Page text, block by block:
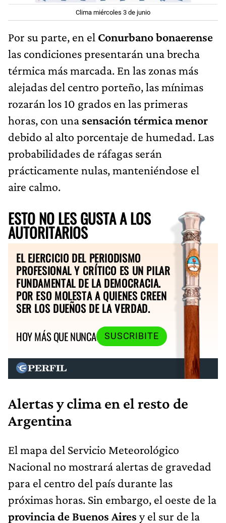
Clima miércoles 3 de junio
Por su parte, en el Conurbano bonaerense
las condiciones presentarán una brecha
térmica más marcada. En las zonas más
alejadas del centro porteño, las mínimas
rozarán los 10 grados en las primeras
horas, con una sensación térmica menor
debido al alto porcentaje de humedad. Las
probabilidades de ráfagas serán
prácticamente nulas, manteniéndose el
aire calmo.
ESTO NO LES GUSTA A LOS
AUTORITARIOS
EL EJERCICIO DEL PERIODISMO
PROFESIONAL Y CRÍTICO ES UN PILAR
FUNDAMENTAL DE LA DEMOCRACIA.
POR ESO MOLESTA A QUIENES CREEN
SER LOS DUEÑOS DE LA VERDAD.
HOY MÁS QUE NUNCA
SUSCRIBITE
Alertas y clima en el resto de
Argentina
El mapa del Servicio Meteorológico
Nacional no mostrará alertas de gravedad
para el centro del país durante las
próximas horas. Sin embargo, el oeste de la
provincia de Buenos Aires y el sur de la